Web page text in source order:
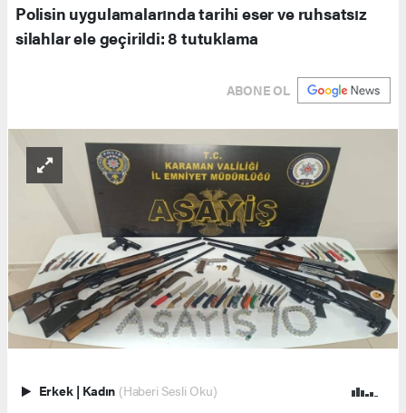
Polisin uygulamalarında tarihi eser ve ruhsatsız
silahlar ele geçirildi: 8 tutuklama
ABONE OL
Erkek | Kadın (Haberi Sesli Oku)